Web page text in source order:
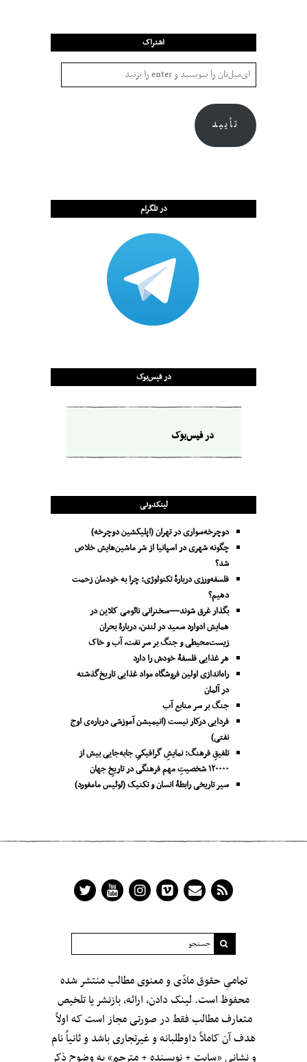
اشتراک
تأیید
در تلگرام
در فیس‌بوک
در فیس‌بوک
لینکدونی
دوچرخه‌سواری در تهران (اپلیکشین دوچرخه)
چگونه شهری در اسپانیا از شر ماشین‌هایش خلاص
شد؟
فلسفه‌ورزی دربارهٔ تکنولوژی: چرا به خودمان زحمت
دهیم؟
بگذار غرق شوند—سخنرانی نائومی کلاین در
همایش ادوارد سعید در لندن، دربارۀ بحران
زیست‌محیطی و جنگ بر سر نفت، آب و خاک
هر غذایی فلسفۀ خودش را دارد
راه‌اندازی اولین فروشگاه مواد غذایی تاریخ‌گذشته
در آلمان
جنگ بر سر منابع آب
فردایی درکار نیست (انیمیشن آموزشی درباره‌ی اوج
نفتی)
تلفیقِ فرهنگ: نمایشِ گرافیکیِ جا‌به‌جایی بیش از
۱۲۰۰۰۰ شخصیتِ مهم فرهنگی در تاریخِ جهان
سیر تاریخی رابطۀ انسان و تکنیک (لوئیس مامفورد)
تمامیِ حقوق مادّی و معنوی مطالب منتشر شده
محفوظ است. لینک دادن، ارائه، بازنشر یا تلخیص
متعارف مطالب فقط در صورتی مجاز است که اولاً
هدف آن کاملاً داوطلبانه و غیرتجاری باشد و ثانیاً نام
و نشانی «سایت + نویسنده + مترجم» به وضوح ذکر